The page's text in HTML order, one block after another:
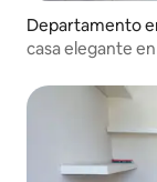
Departamento
casa elegante